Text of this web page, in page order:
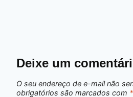
Deixe um
O seu endereço de e-mail não
obrigatórios são marcados com *